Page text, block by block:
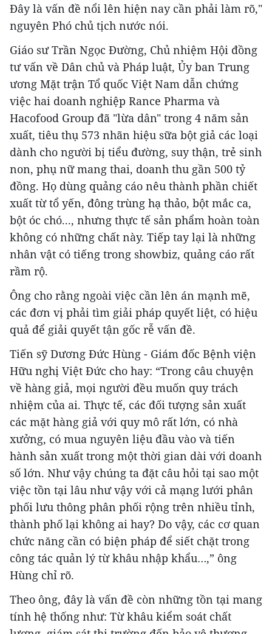
Đây là vấn đề nổi lên hiện nay cần phải làm rõ,"
nguyên Phó chủ tịch nước nói.
Giáo sư Trần Ngọc Đường, Chủ nhiệm Hội đồng
tư vấn về Dân chủ và Pháp luật, Ủy ban Trung
ương Mặt trận Tổ quốc Việt Nam dẫn chứng
việc hai doanh nghiệp Rance Pharma và
Hacofood Group đã "lừa dân" trong 4 năm sản
xuất, tiêu thụ 573 nhãn hiệu sữa bột giả các loại
dành cho người bị tiểu đường, suy thận, trẻ sinh
non, phụ nữ mang thai, doanh thu gần 500 tỷ
đồng. Họ dùng quảng cáo nêu thành phần chiết
xuất từ tổ yến, đông trùng hạ thảo, bột mắc ca,
bột óc chó..., nhưng thực tế sản phẩm hoàn toàn
không có những chất này. Tiếp tay lại là những
nhân vật có tiếng trong showbiz, quảng cáo rất
rầm rộ.
Ông cho rằng ngoài việc cần lên án mạnh mẽ,
các đơn vị phải tìm giải pháp quyết liệt, có hiệu
quả để giải quyết tận gốc rễ vấn đề.
Tiến sỹ Dương Đức Hùng - Giám đốc Bệnh viện
Hữu nghị Việt Đức cho hay: “Trong câu chuyện
về hàng giả, mọi người đều muốn quy trách
nhiệm của ai. Thực tế, các đối tượng sản xuất
các mặt hàng giả với quy mô rất lớn, có nhà
xưởng, có mua nguyên liệu đầu vào và tiến
hành sản xuất trong một thời gian dài với doanh
số lớn. Như vậy chúng ta đặt câu hỏi tại sao một
việc tồn tại lâu như vậy với cả mạng lưới phân
phối lưu thông phân phối rộng trên nhiều tỉnh,
thành phố lại không ai hay? Do vậy, các cơ quan
chức năng cần có biện pháp để siết chặt trong
công tác quản lý từ khâu nhập khẩu…,” ông
Hùng chỉ rõ.
Theo ông, đây là vấn đề còn những tồn tại mang
tính hệ thống như: Từ khâu kiểm soát chất